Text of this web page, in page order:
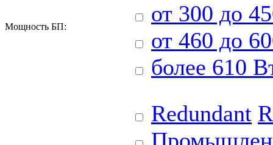
Мощность БП:
от 300 до
от 460 до
более 610
Redundant